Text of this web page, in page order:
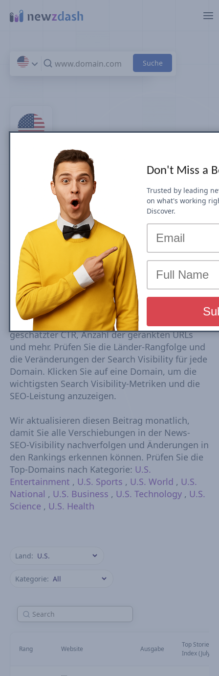
Top 100 -
Nachrichtenseiten und -
Verlage in U.S.
nach Search Visibility (July 2026)
Die Rankings der Top--U.S.-Nachrichtenseiten
basieren auf der Google Mobile Search Visibility
in den Top Stories (News Box) Carousel. Die Top
Search Visibility beruht auf einem dynamischen
Satz von Keywords, die aus Trends abgeleitet
werden, die alle 15–30 Minuten verfolgt werden.
Die Visibility-Scores basieren auf Rankings,
geschätzter CTR, Anzahl der gerankten URLs
und mehr. Prüfen Sie die Länder-Rangfolge und
die Veränderungen der Search Visibility für jede
Domain. Klicken Sie auf eine Domain, um die
wichtigsten Search Visibility-Metriken und die
SEO-Leistung anzuzeigen.
Wir aktualisieren diesen Beitrag monatlich,
damit Sie alle Verschiebungen in der News-
SEO-Visibility nachverfolgen und Änderungen in
den Rankings erkennen können. Prüfen Sie die
Top-Domains nach Kategorie: U.S.
Entertainment , U.S. Sports , U.S. World , U.S.
National , U.S. Business , U.S. Technology , U.S.
Science , U.S. Health
Land:
Kategorie:
Rang Website Ausgabe
Top Stories
Index (July)
Don't Miss a
Trusted by leading
on what's working
Discover.